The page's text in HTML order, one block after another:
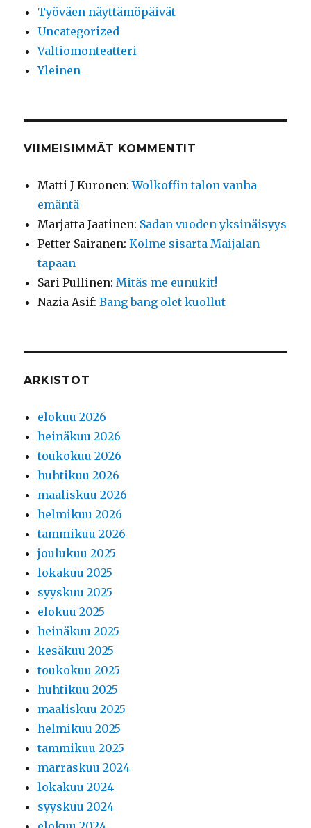
Työväen näyttämöpäivät
Uncategorized
Valtiomonteatteri
Yleinen
VIIMEISIMMÄT KOMMENTIT
Matti J Kuronen:Wolkoffin talon vanha
emäntä
Marjatta Jaatinen: Sadan vuoden yksinäisyys
Petter Sairanen:Kolme sisarta Maijalan
tapaan
Sari Pullinen:Mitäs me eunukit!
Nazia Asif:Bang bang olet kuollut
ARKISTOT
elokuu 2026
heinäkuu 2026
toukokuu 2026
huhtikuu 2026
maaliskuu 2026
helmikuu 2026
tammikuu 2026
joulukuu 2025
lokakuu 2025
syyskuu 2025
elokuu 2025
heinäkuu 2025
kesäkuu 2025
toukokuu 2025
huhtikuu 2025
maaliskuu 2025
helmikuu 2025
tammikuu 2025
marraskuu 2024
lokakuu 2024
syyskuu 2024